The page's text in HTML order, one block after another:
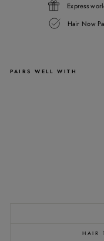
Express
Hair Now
PAIRS WELL WITH
HAIR